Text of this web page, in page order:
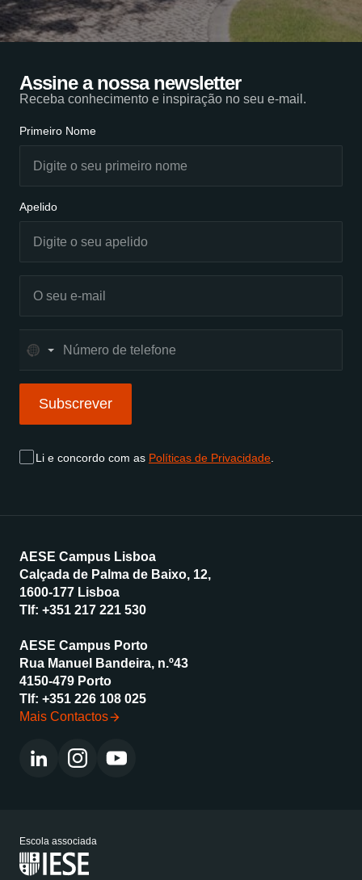
Assine a nossa newsletter
Receba conhecimento e inspiração no seu e-mail.
Primeiro Nome
Apelido
No
country
Subscrever
Li e concordo com as Políticas de Privacidade
AESE Campus Lisboa
Calçada de Palma de Baixo, 12,
1600-177 Lisboa
Tlf: +351 217 221 530
AESE Campus Porto
Rua Manuel Bandeira, n.º43
4150-479 Porto
Tlf: +351 226 108 025
Mais Contactos
Escola associada